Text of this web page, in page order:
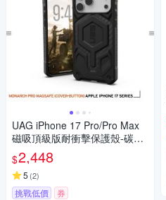
UAG iPhone 17 Pro/Pro Max
磁吸頂級版耐衝擊保護殼-碳黑
(相機按鍵款)(支援MagSafe 手
機殼)
$2,448
5 (2)
挑戰低價 券